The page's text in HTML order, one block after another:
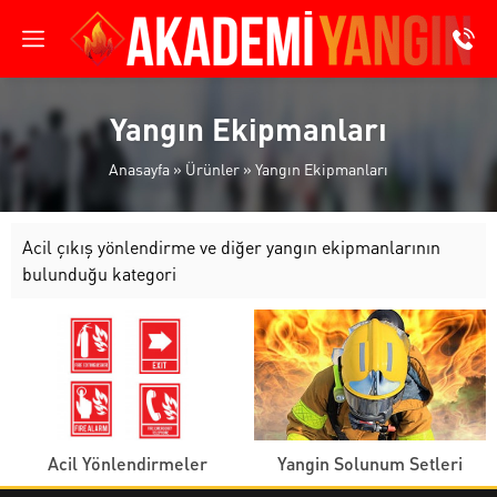
Yangın Ekipmanları
Anasayfa »Ürünler » Yangın Ekipmanları
Acil çıkış yönlendirme ve diğer yangın ekipmanlarının
bulunduğu kategori
Acil Yönlendirmeler Yangin Solunum Setleri